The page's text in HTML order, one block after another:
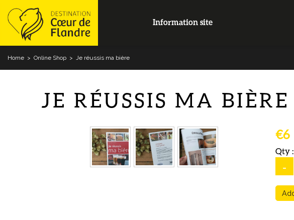
Information site
Home > Online Shop > Je réussis ma bière
JE RÉUSSIS MA BIÈRE
€6
Qty :
-